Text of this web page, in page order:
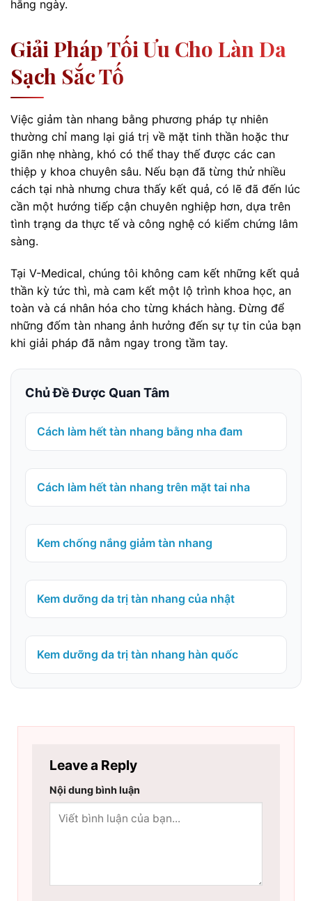
hằng ngày.
Giải Pháp Tối Ưu Cho Làn Da
Sạch Sắc Tố
Việc giảm tàn nhang bằng phương pháp tự nhiên
thường chỉ mang lại giá trị về mặt tinh thần hoặc thư
giãn nhẹ nhàng, khó có thể thay thế được các can
thiệp y khoa chuyên sâu. Nếu bạn đã từng thử nhiều
cách tại nhà nhưng chưa thấy kết quả, có lẽ đã đến lúc
cần một hướng tiếp cận chuyên nghiệp hơn, dựa trên
tình trạng da thực tế và công nghệ có kiểm chứng lâm
sàng.
Tại V-Medical, chúng tôi không cam kết những kết quả
thần kỳ tức thì, mà cam kết một lộ trình khoa học, an
toàn và cá nhân hóa cho từng khách hàng. Đừng để
những đốm tàn nhang ảnh hưởng đến sự tự tin của bạn
khi giải pháp đã nằm ngay trong tầm tay.
Chủ Đề Được Quan Tâm
Cách làm hết tàn nhang bằng nha đam
Cách làm hết tàn nhang trên mặt tai nha
Kem chống nắng giảm tàn nhang
Kem dưỡng da trị tàn nhang của nhật
Kem dưỡng da trị tàn nhang hàn quốc
Leave a Reply
Nội dung bình luận